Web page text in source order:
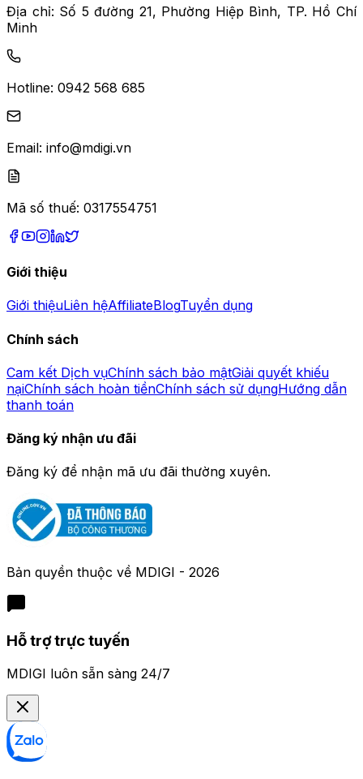
Địa chỉ: Số 5 đường 21, Phường Hiệp Bình, TP. Hồ Chí
Minh
Hotline: 0942 568 685
Email: info@mdigi.vn
Mã số thuế: 0317554751
Giới thiệu
Giới thiệuLiên hệAffiliateBlogTuyển dụng
Chính sách
Cam kết Dịch vụChính sách bảo mậtGiải quyết khiếu
nạiChính sách hoàn tiềnChính sách sử dụngHướng dẫn
thanh toán
Đăng ký nhận ưu đãi
Đăng ký để nhận mã ưu đãi thường xuyên.
Bản quyền thuộc về MDIGI - 2026
Hỗ trợ trực tuyến
MDIGI luôn sẵn sàng 24/7